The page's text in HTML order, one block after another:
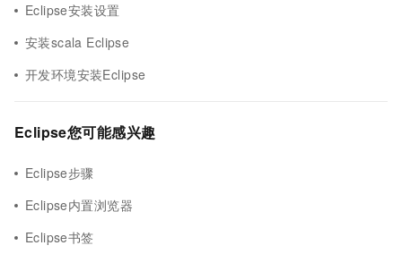
Eclipse安装设置
安装scala Eclipse
开发环境安装Eclipse
Eclipse您可能感兴趣
Eclipse步骤
Eclipse内置浏览器
Eclipse书签